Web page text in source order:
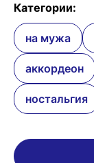
Категории:
на мужа
аккордеон
ностальгия